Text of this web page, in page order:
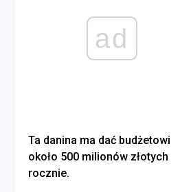
ad
Ta danina ma dać budżetowi
około 500 milionów złotych
rocznie.